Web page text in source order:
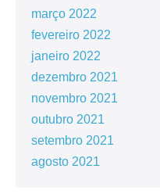
março 2022
fevereiro 2022
janeiro 2022
dezembro 2021
novembro 2021
outubro 2021
setembro 2021
agosto 2021